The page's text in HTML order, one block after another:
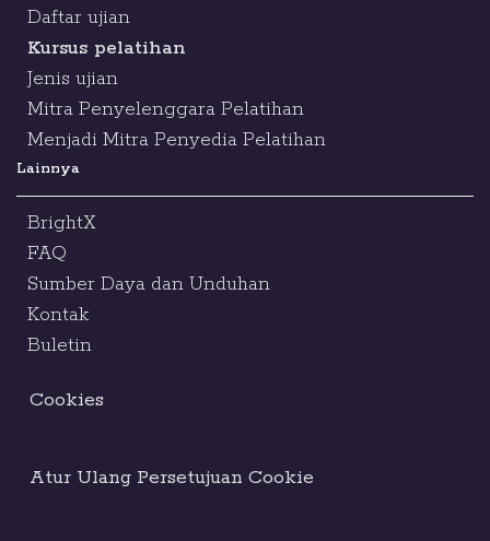
Daftar ujian
Kursus pelatihan
Jenis ujian
Mitra Penyelenggara Pelatihan
Menjadi Mitra Penyedia Pelatihan
Lainnya
BrightX
FAQ
Sumber Daya dan Unduhan
Kontak
Buletin
Cookies
Atur Ulang Persetujuan Cookie